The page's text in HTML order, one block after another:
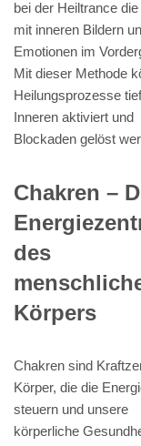
bei der Heiltrance die
mit inneren Bildern
Emotionen im
Mit dieser Methode
Heilungsprozesse
Inneren aktiviert und
Blockaden gelöst
Chakren –
des
Körpers
Chakren sind
Körper, die die
steuern und unsere
körperliche